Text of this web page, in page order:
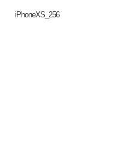
iPhoneXS_256